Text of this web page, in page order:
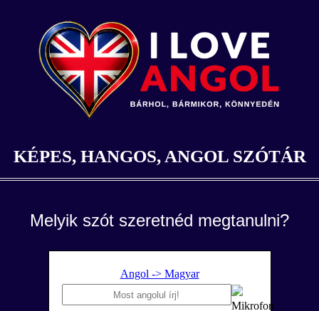
KÉPES, HANGOS, ANGOL SZÓTÁR
Melyik szót szeretnéd megtanulni?
Angol -> Magyar